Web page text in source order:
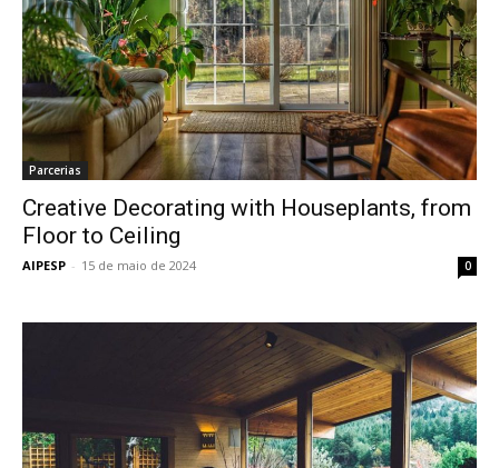
Parcerias
Creative Decorating with Houseplants, from
Floor to Ceiling
AIPESP - 15 de maio de 2024 0